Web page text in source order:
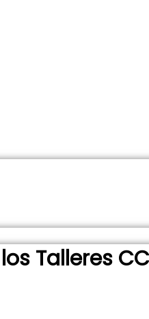
Talleres